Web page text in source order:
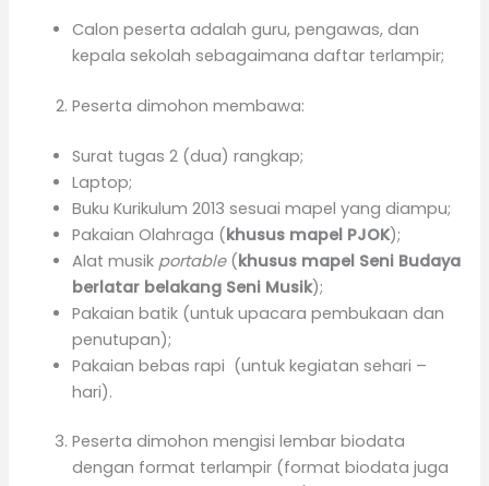
Calon peserta adalah guru, pengawas, dan
kepala sekolah sebagaimana daftar terlampir;
Peserta dimohon membawa:
Surat tugas 2 (dua) rangkap;
Laptop;
Buku Kurikulum 2013 sesuai mapel yang diampu;
Pakaian Olahraga (khusus mapel PJOK);
Alat musik portable(khusus mapel Seni Budaya
berlatar belakang Seni Musik);
Pakaian batik (untuk upacara pembukaan dan
penutupan);
Pakaian bebas rapi (untuk kegiatan sehari –
hari).
Peserta dimohon mengisi lembar biodata
dengan format terlampir (format biodata juga